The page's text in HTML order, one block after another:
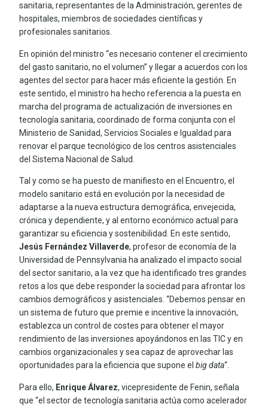
sanitaria, representantes de la Administración, gerentes de
hospitales, miembros de sociedades científicas y
profesionales sanitarios.
En opinión del ministro “es necesario contener el crecimiento
del gasto sanitario, no el volumen” y llegar a acuerdos con los
agentes del sector para hacer más eficiente la gestión. En
este sentido, el ministro ha hecho referencia a la puesta en
marcha del programa de actualización de inversiones en
tecnología sanitaria, coordinado de forma conjunta con el
Ministerio de Sanidad, Servicios Sociales e Igualdad para
renovar el parque tecnológico de los centros asistenciales
del Sistema Nacional de Salud.
Tal y como se ha puesto de manifiesto en el Encuentro, el
modelo sanitario está en evolución por la necesidad de
adaptarse a la nueva estructura demográfica, envejecida,
crónica y dependiente, y al entorno económico actual para
garantizar su eficiencia y sostenibilidad. En este sentido,
Jesús Fernández Villaverde, profesor de economía de la
Universidad de Pennsylvania ha analizado el impacto social
del sector sanitario, a la vez que ha identificado tres grandes
retos a los que debe responder la sociedad para afrontar los
cambios demográficos y asistenciales. “Debemos pensar en
un sistema de futuro que premie e incentive la innovación,
establezca un control de costes para obtener el mayor
rendimiento de las inversiones apoyándonos en las TIC y en
cambios organizacionales y sea capaz de aprovechar las
oportunidades para la eficiencia que supone el big data“.
Para ello, Enrique Álvarez, vicepresidente de Fenin, señala
que “el sector de tecnología sanitaria actúa como acelerador